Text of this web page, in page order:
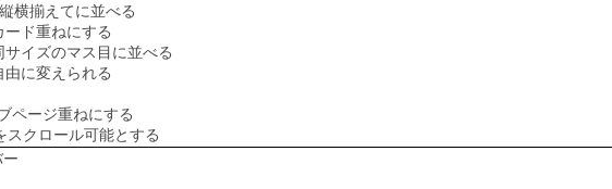
横揃えてに並べる
ド重ねにする
イズのマス目に並べる
に変えられる
ページ重ねにする
クロール可能とする